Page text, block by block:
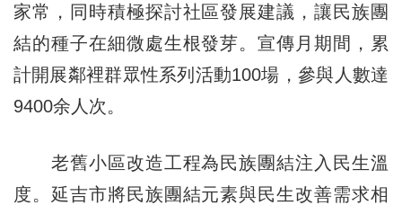
家常，同時積極探討社區發展建議，讓民族團
結的種子在細微處生根發芽。宣傳月期間，累
計開展鄰裡群眾性系列活動100場，參與人數達
9400余人次。
老舊小區改造工程為民族團結注入民生溫
度。延吉市將民族團結元素與民生改善需求相